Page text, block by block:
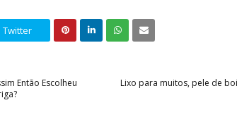
Twitter
Lixo para muitos, pele de
Então Escolheu